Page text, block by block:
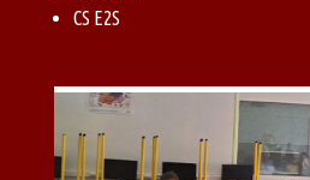
CS E2S